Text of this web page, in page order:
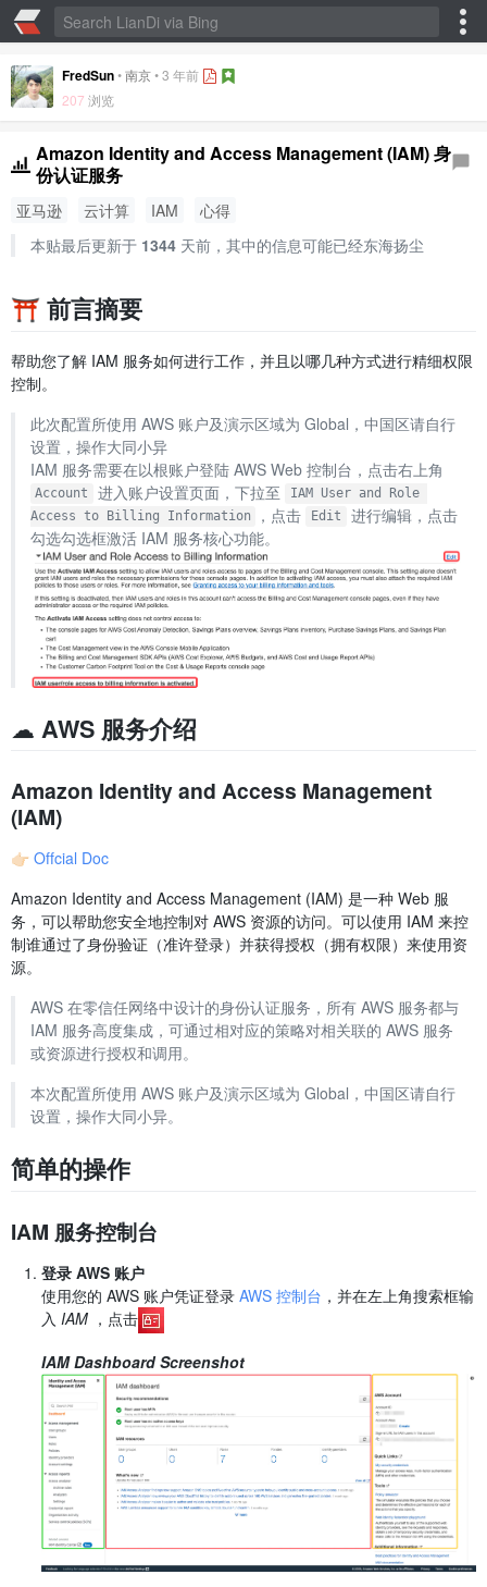
FredSun•南京•3 年前
207 浏览
Amazon Identity and Access Management (IAM) 身
份认证服务
亚马逊 云计算 IAM
心得
本贴最后更新于 1344天前，其中的信息可能已经东海扬尘
⛩️ 前言摘要
帮助您了解 IAM 服务如何进行工作，并且以哪几种方式进行精细权限
控制。
此次配置所使用 AWS 账户及演示区域为 Global，中国区请自行
设置，操作大同小异
IAM 服务需要在以根账户登陆 AWS Web 控制台，点击右上角
Account 进入账户设置页面，下拉至
IAM User and Role
Access to Billing Information
，点击 Edit
进行编辑，点击
勾选勾选框激活 IAM 服务核心功能。
☁️ AWS 服务介绍
Amazon Identity and Access Management
(IAM)
👉🏻 Offcial Doc
Amazon Identity and Access Management (IAM) 是一种 Web 服
务，可以帮助您安全地控制对 AWS 资源的访问。可以使用 IAM 来控
制谁通过了身份验证（准许登录）并获得授权（拥有权限）来使用资
源。
AWS 在零信任网络中设计的身份认证服务，所有 AWS 服务都与
IAM 服务高度集成，可通过相对应的策略对相关联的 AWS 服务
或资源进行授权和调用。
本次配置所使用 AWS 账户及演示区域为 Global，中国区请自行
设置，操作大同小异。
简单的操作
IAM 服务控制台
登录 AWS 账户
使用您的 AWS 账户凭证登录 AWS 控制台 ，并在左上角搜索框输
入 IAM ，点击
IAM Dashboard Screenshot